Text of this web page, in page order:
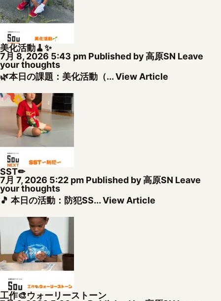
美化活動🧹✨
7月 8, 2026 5:43 pm Published by高原SN Leave
your thoughts
🌿本日の課題：美化活動（...View Article
SST✏
7月 7, 2026 5:22 pm Published by高原SN Leave
your thoughts
🎵 本日の活動：防犯SS...View Article
工作🎨ウォーリーストーン